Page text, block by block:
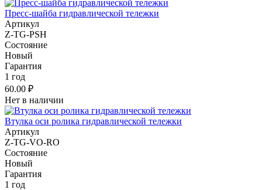
Пресс-шайба гидравлической тележки
Артикул
Z-TG-PSH
Состояние
Новый
Гарантия
1 год
60.00 ₽
Нет в наличии
Втулка оси ролика гидравлической тележки
Артикул
Z-TG-VO-RO
Состояние
Новый
Гарантия
1 год